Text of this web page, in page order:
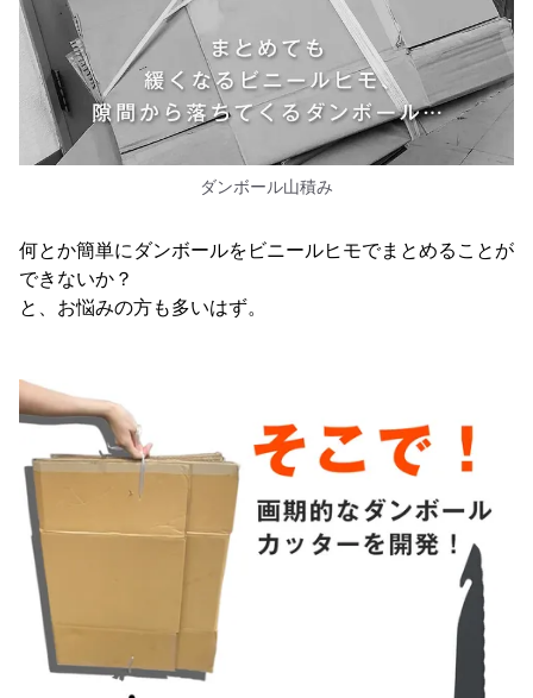
ダンボール山積み
何とか簡単にダンボールをビニールヒモでまとめることが
できないか？
と、お悩みの方も多いはず。